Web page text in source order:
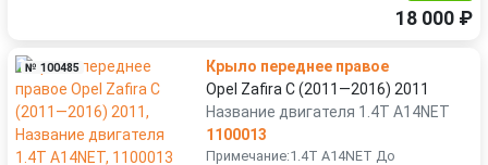
18 000 ₽
№ 100485
Крыло переднее правое
Opel Zafira C (2011—2016) 2011
Название двигателя 1.4T A14NET
1100013
Примечание:1.4T A14NET До